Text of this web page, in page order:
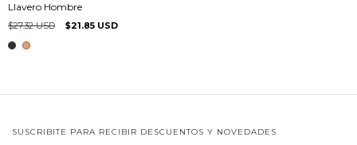
Llavero Hombre
$27.32 USD $21.85 USD
SUSCRIBITE PARA RECIBIR DESCUENTOS Y NOVEDADES